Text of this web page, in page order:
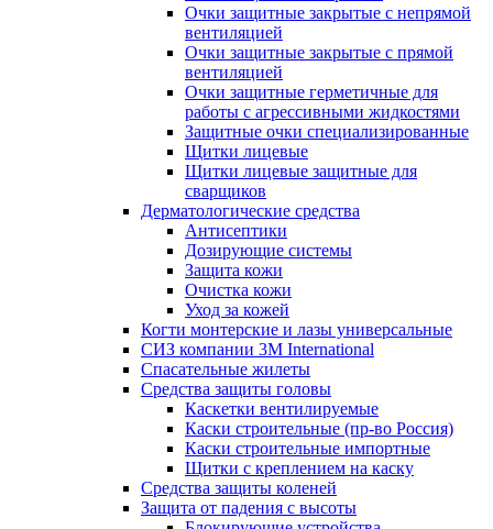
Очки защитные закрытые с непрямой
вентиляцией
Очки защитные закрытые с прямой
вентиляцией
Очки защитные герметичные для
работы с агрессивными жидкостями
Защитные очки специализированные
Щитки лицевые
Щитки лицевые защитные для
сварщиков
Дерматологические средства
Антисептики
Дозирующие системы
Защита кожи
Очистка кожи
Уход за кожей
Когти монтерские и лазы универсальные
СИЗ компании 3М International
Спасательные жилеты
Средства защиты головы
Каскетки вентилируемые
Каски строительные (пр-во Россия)
Каски строительные импортные
Щитки с креплением на каску
Средства защиты коленей
Защита от падения с высоты